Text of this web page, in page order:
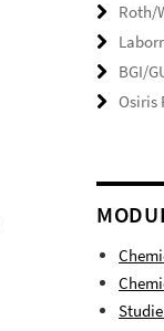
Roth/
BGI/
Osiris